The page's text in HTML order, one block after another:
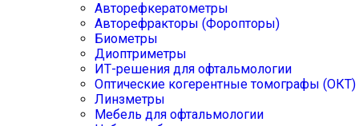
Авторефкератометры
Авторефракторы (Форопторы)
Биометры
Диоптриметры
ИТ-решения для офтальмологии
Оптические когерентные томографы (ОКТ)
Линзметры
Мебель для офтальмологии